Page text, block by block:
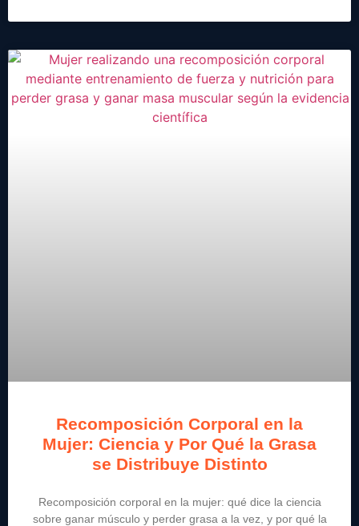
Recomposición Corporal en la
Mujer: Ciencia y Por Qué la Grasa
se Distribuye Distinto
Recomposición corporal en la mujer: qué dice la ciencia
sobre ganar músculo y perder grasa a la vez, y por qué la